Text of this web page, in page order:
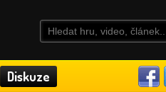
Diskuze